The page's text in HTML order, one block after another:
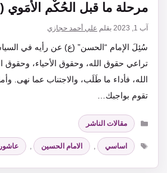
مرحلة ما قبل الحُكْم الأمَوي (3/1)
آب 1, 2023 بقلم علي أحمد حجازي
سُئِلَ الإمام “الحسن” (ع) عن رأيه في
تراعي حقوق الله، وحقوق الأحياء، وحقوق
الله، فأداء ما طَلَب، والاجتناب عما نهى.
تقوم بواجبك…
التصنيفات
مقالات الناشر
الوسوم
اساسي , الامام الحسين ,